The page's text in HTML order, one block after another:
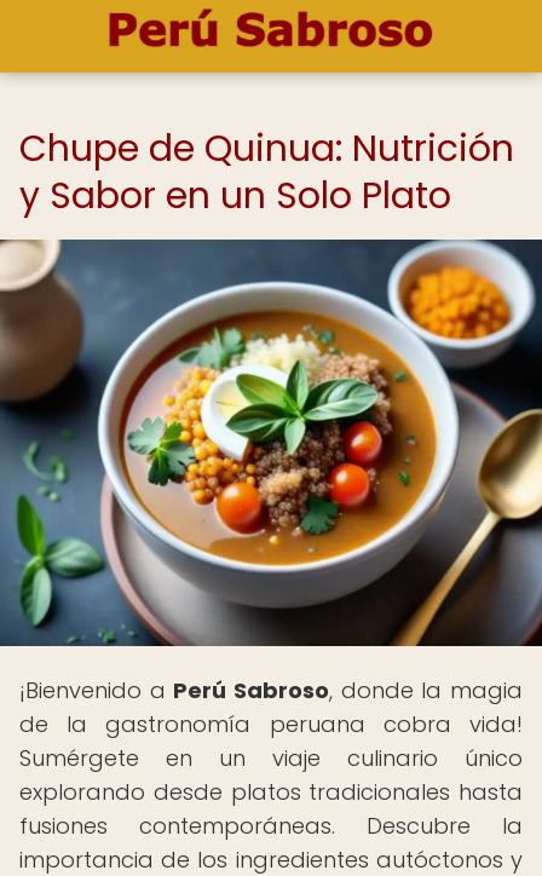
Chupe de Quinua: Nutrición
y Sabor en un Solo Plato
¡Bienvenido a Perú Sabroso, donde la magia
de la gastronomía peruana cobra vida!
Sumérgete en un viaje culinario único
explorando desde platos tradicionales hasta
fusiones contemporáneas. Descubre la
importancia de los ingredientes autóctonos y